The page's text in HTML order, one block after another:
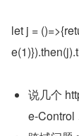
let j =
说几个
e-Control